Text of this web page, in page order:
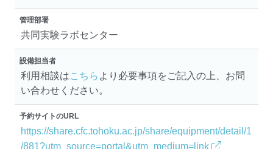
管理部署
共同実験ラボセンター
設備担当者
利用相談はこちら より必要事項をご記入の上、お問
い合わせください。
予約サイトのURL
https://share.cfc.tohoku.ac.jp/share/equipment/detail/1
/881?utm_source=portal&utm_medium=link